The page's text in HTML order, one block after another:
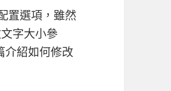
置選項，雖然
字大小參
介紹如何修改